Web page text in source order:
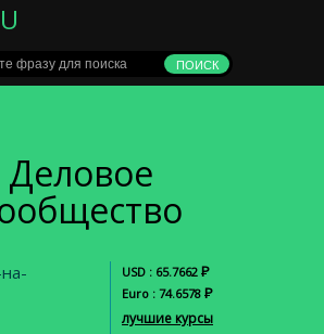
Деловое
USD : 65.7662 Р
Euro : 74.6578 Р
лучшие курсы